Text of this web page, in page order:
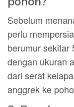
Sebelum
perlu
berumur sekitar
dengan ukuran
dari serat
anggrek ke